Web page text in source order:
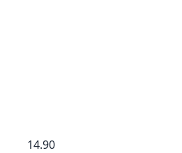
14.90